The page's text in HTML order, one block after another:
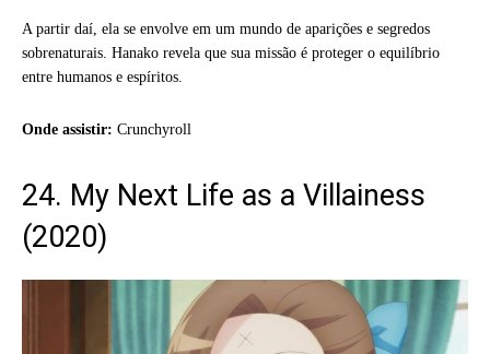
A partir daí, ela se envolve em um mundo de aparições e segredos
sobrenaturais. Hanako revela que sua missão é proteger o equilíbrio
entre humanos e espíritos.
Onde assistir: Crunchyroll
24. My Next Life as a Villainess
(2020)